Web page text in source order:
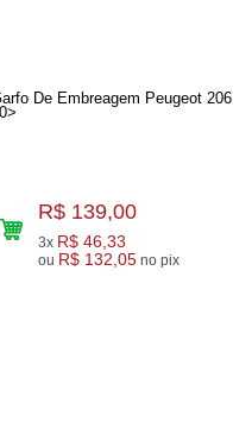
De Embreagem Peugeot 206
R$ 139,00
3x R$ 46,33
ou R$ 132,05 no pix